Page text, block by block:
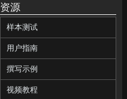
资源
样本测试
用户指南
撰写示例
视频教程